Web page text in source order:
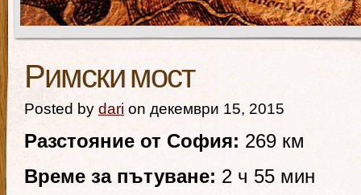
Римски мост
Posted by dari on декември 15, 2015
Разстояние от София: 269 км
Време за пътуване: 2 ч 55 мин